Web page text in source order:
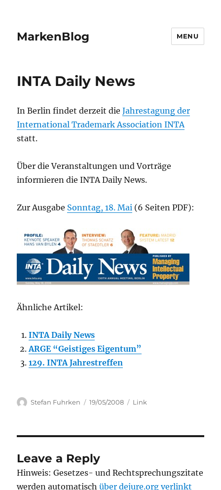
MarkenBlog MENU
INTA Daily News
In Berlin findet derzeit dieJahrestagung der
International Trademark Association INTA
statt.
Über die Veranstaltungen und Vorträge
informieren die INTA Daily News.
Zur Ausgabe Sonntag, 18. Mai (6 Seiten PDF):
Ähnliche Artikel:
INTA Daily News
ARGE “Geistiges Eigentum”
129. INTA Jahrestreffen
Author
Stefan Fuhrken
Posted
19/05/2008 Categories
Link
Leave a Reply
Hinweis: Gesetzes- und Rechtsprechungszitate
werden automatischüber dejure.org verlinkt